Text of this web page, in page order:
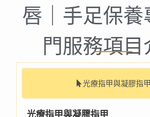
唇｜手足保養
門服務項目
光療指甲與凝膠指甲
光療指甲與凝膠指甲